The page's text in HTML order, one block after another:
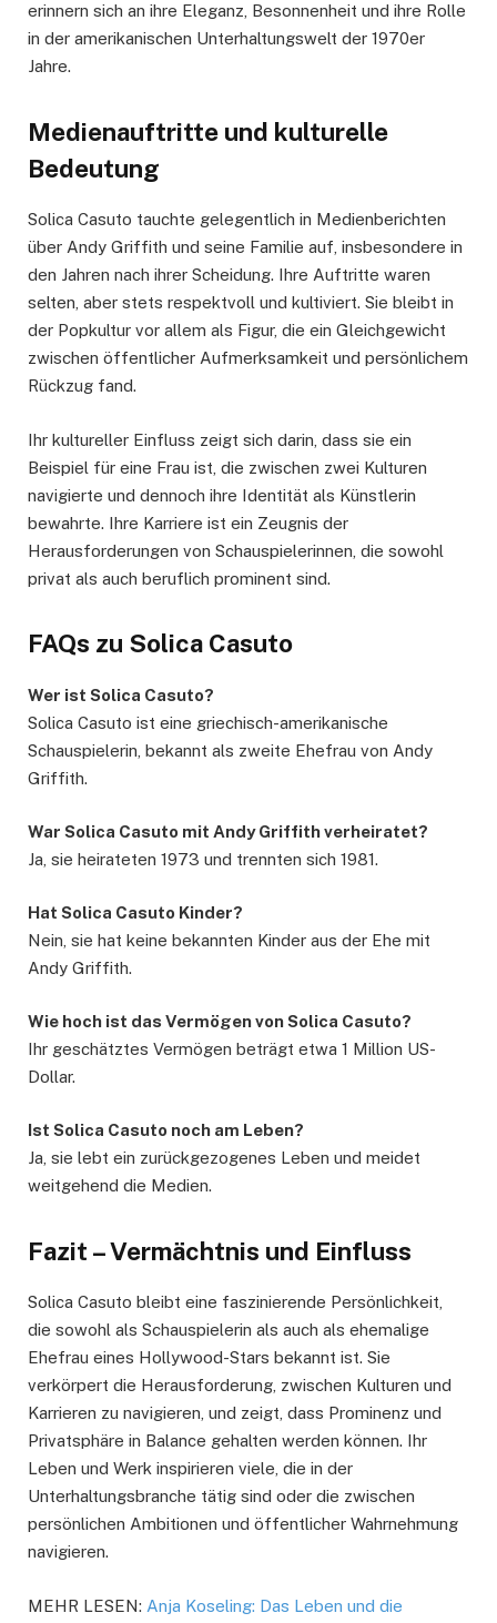
erinnern sich an ihre Eleganz, Besonnenheit und ihre Rolle
in der amerikanischen Unterhaltungswelt der 1970er
Jahre.
Medienauftritte und kulturelle
Bedeutung
Solica Casuto tauchte gelegentlich in Medienberichten
über Andy Griffith und seine Familie auf, insbesondere in
den Jahren nach ihrer Scheidung. Ihre Auftritte waren
selten, aber stets respektvoll und kultiviert. Sie bleibt in
der Popkultur vor allem als Figur, die ein Gleichgewicht
zwischen öffentlicher Aufmerksamkeit und persönlichem
Rückzug fand.
Ihr kultureller Einfluss zeigt sich darin, dass sie ein
Beispiel für eine Frau ist, die zwischen zwei Kulturen
navigierte und dennoch ihre Identität als Künstlerin
bewahrte. Ihre Karriere ist ein Zeugnis der
Herausforderungen von Schauspielerinnen, die sowohl
privat als auch beruflich prominent sind.
FAQs zu Solica Casuto
Wer ist Solica Casuto?
Solica Casuto ist eine griechisch-amerikanische
Schauspielerin, bekannt als zweite Ehefrau von Andy
Griffith.
War Solica Casuto mit Andy Griffith verheiratet?
Ja, sie heirateten 1973 und trennten sich 1981.
Hat Solica Casuto Kinder?
Nein, sie hat keine bekannten Kinder aus der Ehe mit
Andy Griffith.
Wie hoch ist das Vermögen von Solica Casuto?
Ihr geschätztes Vermögen beträgt etwa 1 Million US-
Dollar.
Ist Solica Casuto noch am Leben?
Ja, sie lebt ein zurückgezogenes Leben und meidet
weitgehend die Medien.
Fazit – Vermächtnis und Einfluss
Solica Casuto bleibt eine faszinierende Persönlichkeit,
die sowohl als Schauspielerin als auch als ehemalige
Ehefrau eines Hollywood-Stars bekannt ist. Sie
verkörpert die Herausforderung, zwischen Kulturen und
Karrieren zu navigieren, und zeigt, dass Prominenz und
Privatsphäre in Balance gehalten werden können. Ihr
Leben und Werk inspirieren viele, die in der
Unterhaltungsbranche tätig sind oder die zwischen
persönlichen Ambitionen und öffentlicher Wahrnehmung
navigieren.
MEHR LESEN: Anja Koseling: Das Leben und die